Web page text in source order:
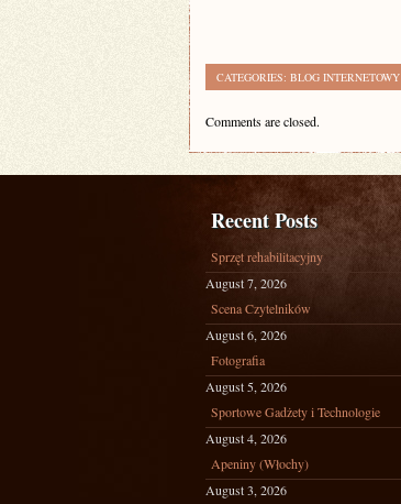
CATEGORIES: BLOG INTERNETOWY
Comments are closed.
Recent Posts
Sprzęt rehabilitacyjny
August 7, 2026
Scena Czytelników
August 6, 2026
Fotografia
August 5, 2026
Sportowe Gadżety i Technologie
August 4, 2026
Apeniny (Włochy)
August 3, 2026